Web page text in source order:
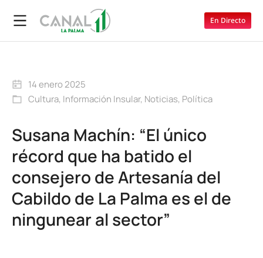
En Directo
14 enero 2025
Cultura, Información Insular, Noticias, Política
Susana Machín: “El único
récord que ha batido el
consejero de Artesanía del
Cabildo de La Palma es el de
ningunear al sector”